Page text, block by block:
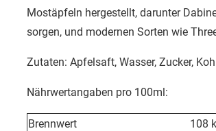
Mostäpfeln hergestellt, darunter
sorgen, und modernen Sorten wie
Zutaten: Apfelsaft, Wasser, Zucker,
Nährwertangaben pro 100ml:
Brennwert
108